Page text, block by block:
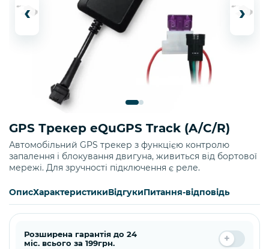
‹ ›
GPS Трекер eQuGPS Track (A/C/R)
Автомобільний GPS трекер з функцією контролю
запалення і блокування двигуна, живиться від бортової
мережі. Для зручності підключення є реле.
ОписХарактеристикиВідгукиПитання-відповідь
Розширена гарантія до 24
міс. всього за 199грн.